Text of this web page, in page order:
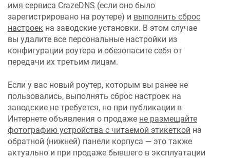
имя сервиса CrazeDNS (если оно было
зарегистрировано на роутере) и выполнить сброс
настроек на заводские установки. В этом случае
вы удалите все персональные настройки из
конфигурации роутера и обезопасите себя от
передачи их третьим лицам.
Если у вас новый роутер, которым вы ранее не
пользовались, выполнять сброс настроек на
заводские не требуется, но при публикации в
Интернете объявления о продаже не размещайте
фотографию устройства с читаемой этикеткой на
обратной (нижней) панели корпуса — это также
актуально и при продаже бывшего в эксплуатации